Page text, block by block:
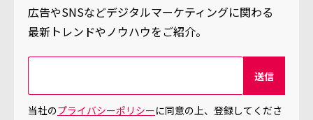
広告やSNSなどデジタルマーケティングに関わる
最新トレンドやノウハウをご紹介。
当社のプライバシーポリシーに同意の上、登録してくださ